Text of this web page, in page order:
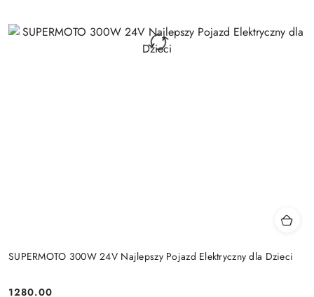
SUPERMOTO 300W 24V Najlepszy Pojazd Elektryczny dla Dzieci
1280.00